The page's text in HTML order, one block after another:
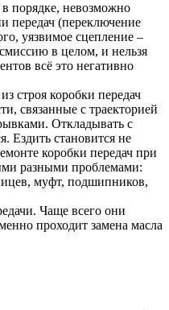
порядке, невозможно
передач (переключение
уязвимое сцепление –
в целом, и нельзя
всё это негативно
строя коробки передач
связанные с траекторией
Откладывать с
Ездить становится не
коробки передач при
разными проблемами:
муфт, подшипников,
Чаще всего они
проходит замена масла